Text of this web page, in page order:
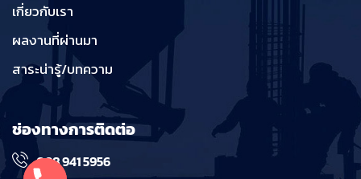
เกี่ยวกับเรา
ผลงานที่ผ่านมา
สาระน่ารู้/บทความ
ช่องทางการติดต่อ
098 941 5956